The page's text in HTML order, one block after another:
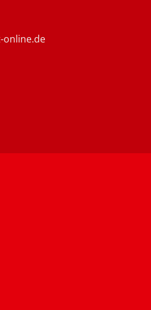
online.de